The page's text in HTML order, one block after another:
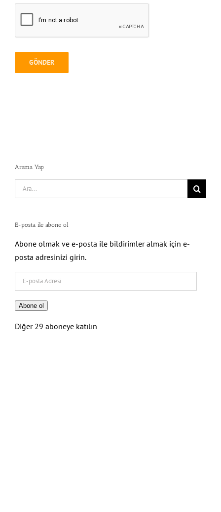
Arama Yap
Search
for:
E-posta ile abone ol
Abone olmak ve e-posta ile bildirimler almak için e-
posta adresinizi girin.
posta
Adresi
Abone ol
Diğer 29 aboneye katılın